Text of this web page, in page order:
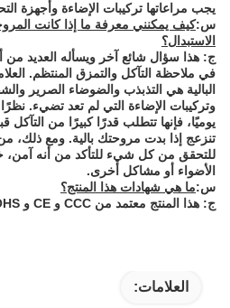
يجب مراعاتها تركيبات الإضاءة وأجهزة
س:كيف يمكنني معرفة ما إذا كانت
الاستبدال؟
ج: هذا سؤال شائع آخر ويسأله العديد من
في ملاحظة التآكل والتمزق المنتظم.
البالية هي التذبذب والضوضاء الصرير
وتركيبات الإضاءة التي لم تعد تضيء. نظرًا
يوميًا، فإنها تتطلب قدرًا كبيرًا من التآكل
تنزعج إذا بدت مروحتك بالية. ومع ذلك،
للتحقق من كل شيء للتأكد من أنه آمن،
الأضواء أو مشاكل أخرى.
س:ما هي شهادات هذا المنتج؟
ج: هذا المنتج معتمد من CCC و CE و ROHS و CB و SAA و ETL.
العلامات: